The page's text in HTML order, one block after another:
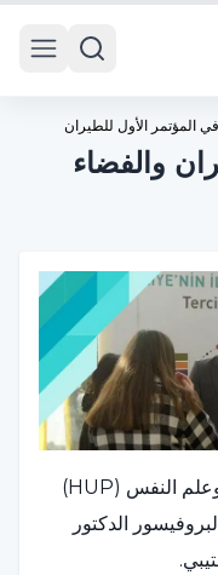
المؤتمر الأول للطيران
وعلم النفس
والفضاء
عُقد المؤتمر الأول للطيران والفضاء وعلم النفس (HUP)
في مركز البروفيسور الدكتور